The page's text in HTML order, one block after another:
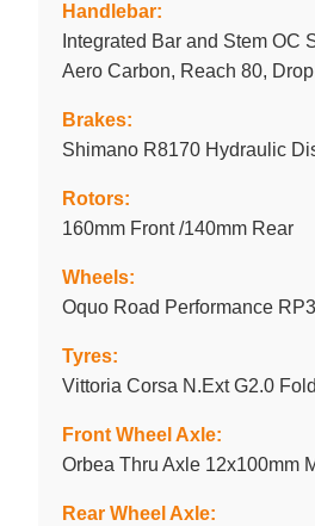
Handlebar:
Integrated Bar and Stem OC
Aero Carbon, Reach 80,
Brakes:
Shimano R8170 Hydraulic
Rotors:
160mm Front /140mm Rear
Wheels:
Oquo Road Performance
Tyres:
Vittoria Corsa N.Ext G2.0
Front Wheel Axle:
Orbea Thru Axle 12x100mm
Rear Wheel Axle: